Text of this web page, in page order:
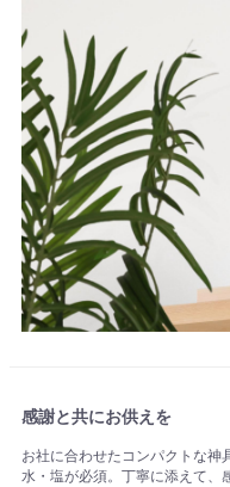
感謝と共にお供えを
お社に合わせたコンパクトな神
水・塩が必須。丁寧に添えて、